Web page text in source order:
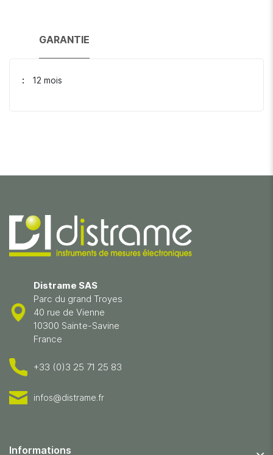
GARANTIE
12 mois
Distrame SAS
Parc du grand Troyes
40 rue de Vienne
10300 Sainte-Savine
France
+33 (0)3 25 71 25 83
infos@distrame.fr
Informations